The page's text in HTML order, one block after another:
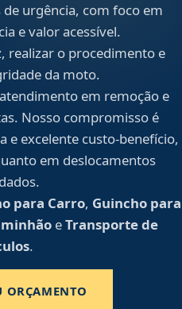
urgência, com foco em
e valor acessível.
realizar o procedimento e
da moto.
em remoção e
Nosso compromisso é
e excelente custo-benefício,
em deslocamentos
para Carro, Guincho para
eTransporte de
.
ORÇAMENTO